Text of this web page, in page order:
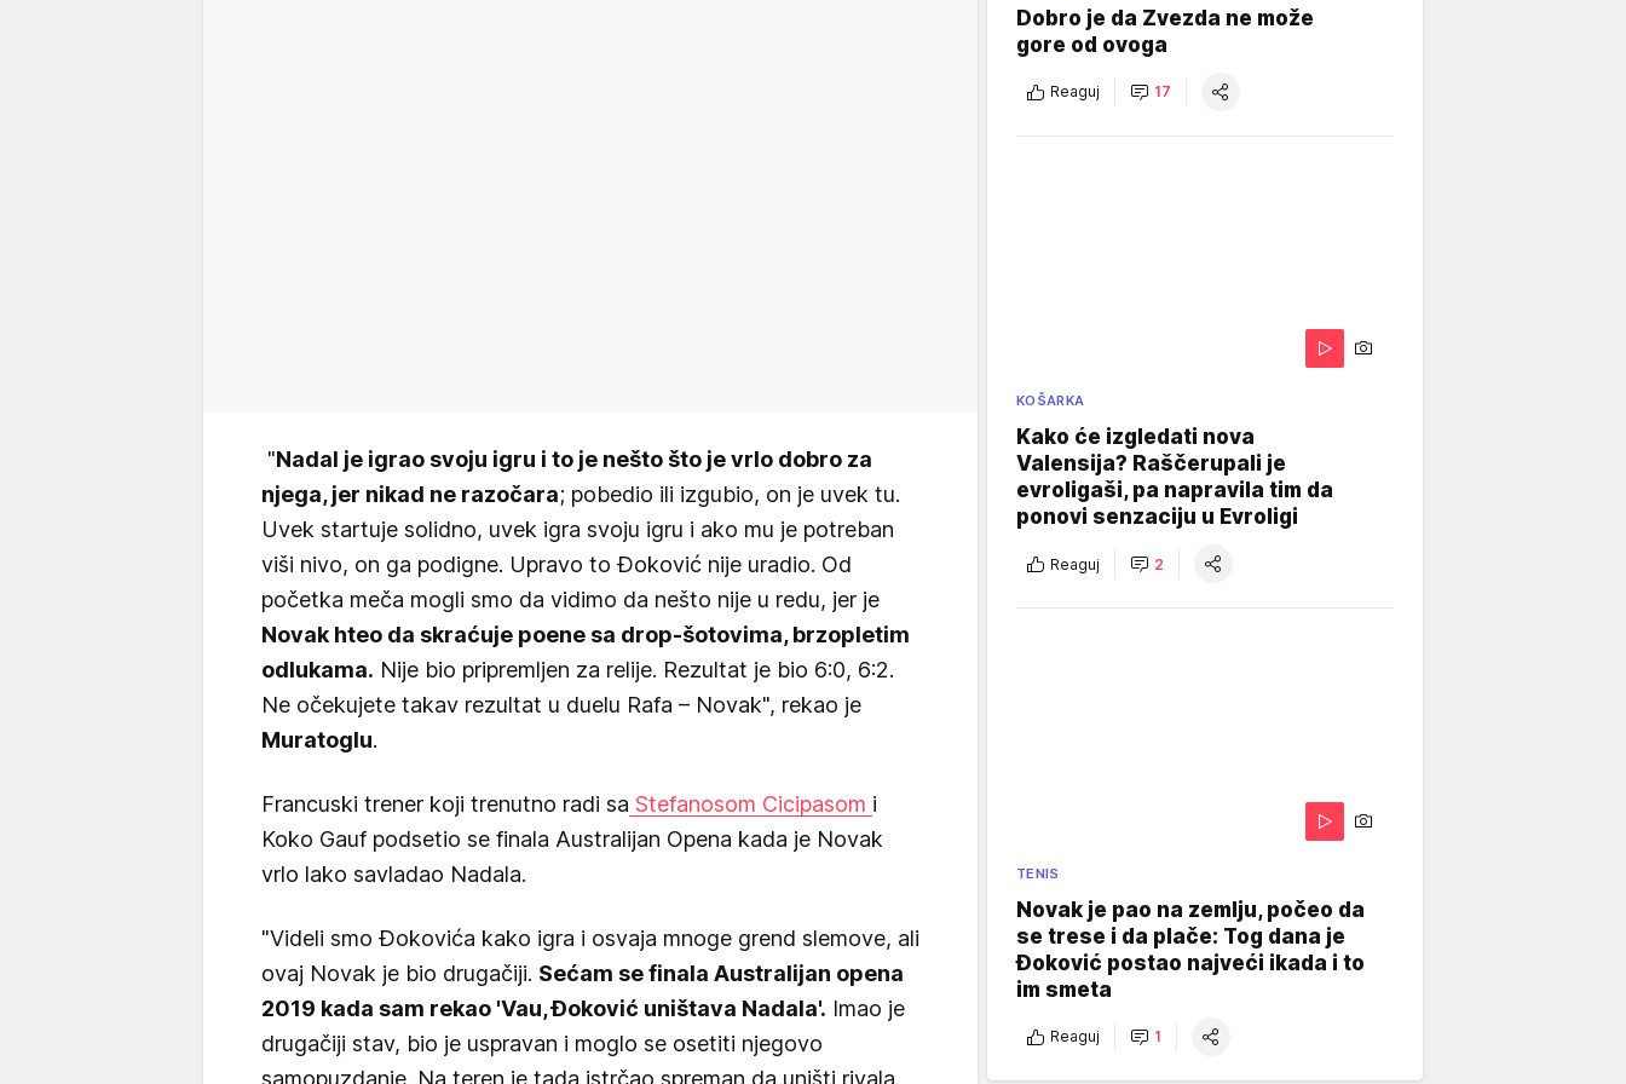
"Nadal je igrao svoju igru i to je nešto što je vrlo dobro za
njega, jer nikad ne razočara; pobedio ili izgubio, on je uvek tu.
Uvek startuje solidno, uvek igra svoju igru i ako mu je potreban
viši nivo, on ga podigne. Upravo to Đoković nije uradio. Od
početka meča mogli smo da vidimo da nešto nije u redu, jer je
Novak hteo da skraćuje poene sa drop-šotovima, brzopletim
odlukama. Nije bio pripremljen za relije. Rezultat je bio 6:0, 6:2.
Ne očekujete takav rezultat u duelu Rafa – Novak", rekao je
Muratoglu.
Francuski trener koji trenutno radi sa Stefanosom Cicipasom i
Koko Gauf podsetio se finala Australijan Opena kada je Novak
vrlo lako savladao Nadala.
"Videli smo Đokovića kako igra i osvaja mnoge grend slemove, ali
ovaj Novak je bio drugačiji. Sećam se finala Australijan opena
2019 kada sam rekao 'Vau, Đoković uništava Nadala'. Imao je
drugačiji stav, bio je uspravan i moglo se osetiti njegovo
samopuzdanje. Na teren je tada istrčao spreman da uništi rivala.
Dobro je da Zvezda ne može
gore od ovoga
Reaguj 17
KOŠARKA
Kako će izgledati nova
Valensija? Raščerupali je
evroligaši, pa napravila tim da
ponovi senzaciju u Evroligi
Reaguj 2
TENIS
Novak je pao na zemlju, počeo da
se trese i da plače: Tog dana je
Đoković postao najveći ikada i to
im smeta
Reaguj 1